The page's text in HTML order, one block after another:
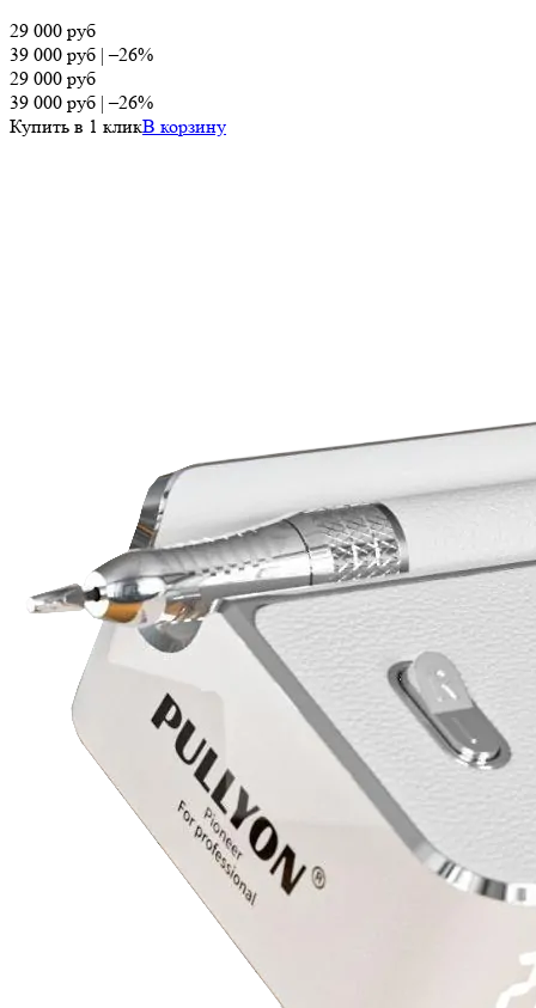
29 000 руб
39 000 руб |–26%
29 000 руб
39 000 руб |–26%
Купить в 1 кликВ корзину